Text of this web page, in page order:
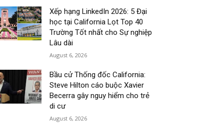
Xếp hạng LinkedIn 2026: 5 Đại
học tại California Lọt Top 40
Trường Tốt nhất cho Sự nghiệp
Lâu dài
August 6, 2026
Bầu cử Thống đốc California:
Steve Hilton cáo buộc Xavier
Becerra gây nguy hiểm cho trẻ
di cư
August 6, 2026